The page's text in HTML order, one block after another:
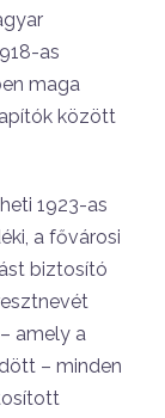
as
maga
között
1923-as
a fővárosi
biztosító
– amely a
– minden